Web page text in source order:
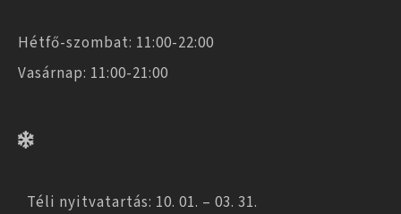
Hétfő-szombat: 11:00-22:00
Vasárnap: 11:00-21:00
Téli nyitvatartás: 10. 01. – 03. 31.